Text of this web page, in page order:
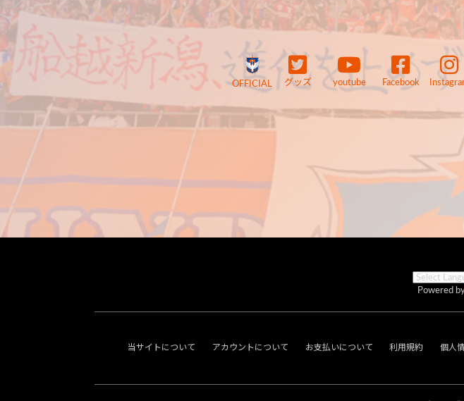
OFFICIAL グッズ youtube Facebook
Powered
当サイトについて アカウントについて お支払いについて 利用規約 個人